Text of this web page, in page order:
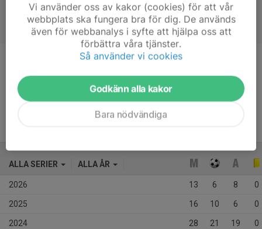
Ålder
15 år
ALLA SERIER ALLA ÅR
2026 13 6 8 0
2025 16 10 6 0
2024 28 21 19 0
Vi använder oss av kakor (cookies) för att vår
webbplats ska fungera bra för dig. De används
även för webbanalys i syfte att hjälpa oss att
förbättra våra tjänster.
Så använder vi cookies
Godkänn alla kakor
Bara nödvändiga